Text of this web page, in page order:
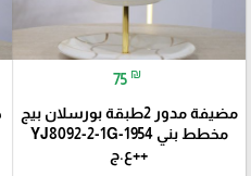
75 ₪
مضيفة مدور 2طبقة بورسلان بيج
مخطط بني YJ8092-2-1G-1954
++ع.ج